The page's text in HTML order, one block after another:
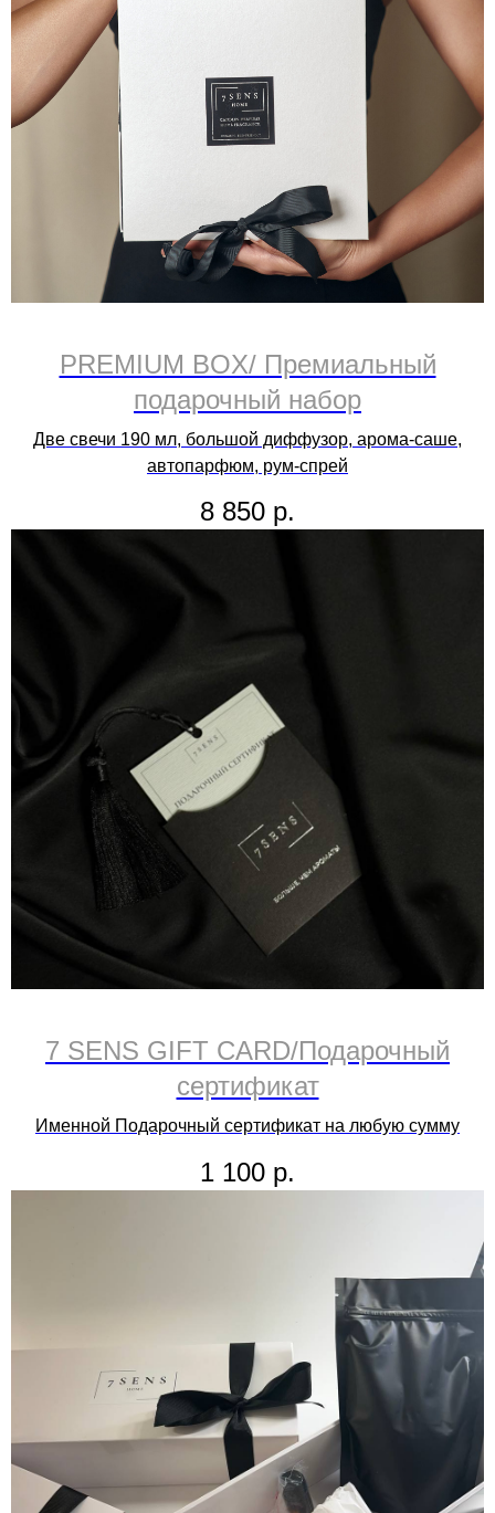
PREMIUM BOX/ Премиальный
подарочный набор
Две свечи 190 мл, большой диффузор, арома-саше,
автопарфюм, рум-спрей
8 850 р.
7 SENS GIFT CARD/Подарочный
сертификат
Именной Подарочный сертификат на любую сумму
1 100 р.